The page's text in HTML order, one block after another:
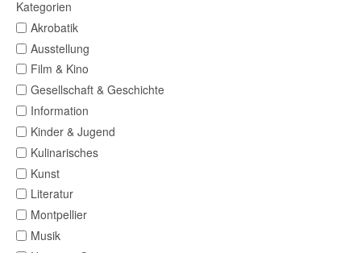
Kategorien
Akrobatik
Ausstellung
Film & Kino
Gesellschaft & Geschichte
Information
Kinder & Jugend
Kulinarisches
Kunst
Literatur
Montpellier
Musik